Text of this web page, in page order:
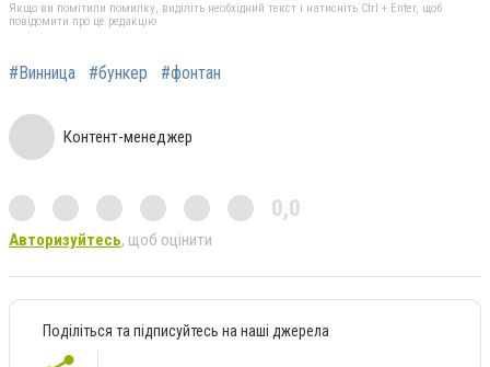
Якщо ви помітили помилку, виділіть необхідний текст і натисніть Ctrl + Enter, щоб
повідомити про це редакцію
#Винница #бункер #фонтан
Контент-менеджер
0,0
Авторизуйтесь, щоб оцінити
Поділіться та підписуйтесь на наші джерела